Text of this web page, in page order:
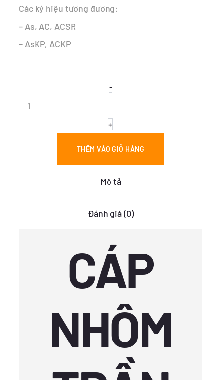
Các ký hiệu tương đương:
– As, AC, ACSR
– AsKP, ACKP
-CÁP
NHÔM
THÉP
-
150/34
+
THÊM VÀO GIỎ HÀNG
Mô tả
Đánh giá (0)
CÁP
NHÔM